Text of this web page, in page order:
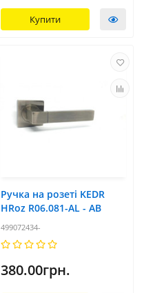
Купити
Ручка на розеті KEDR
HRoz R06.081-AL - AB
499072434-
380.00грн.